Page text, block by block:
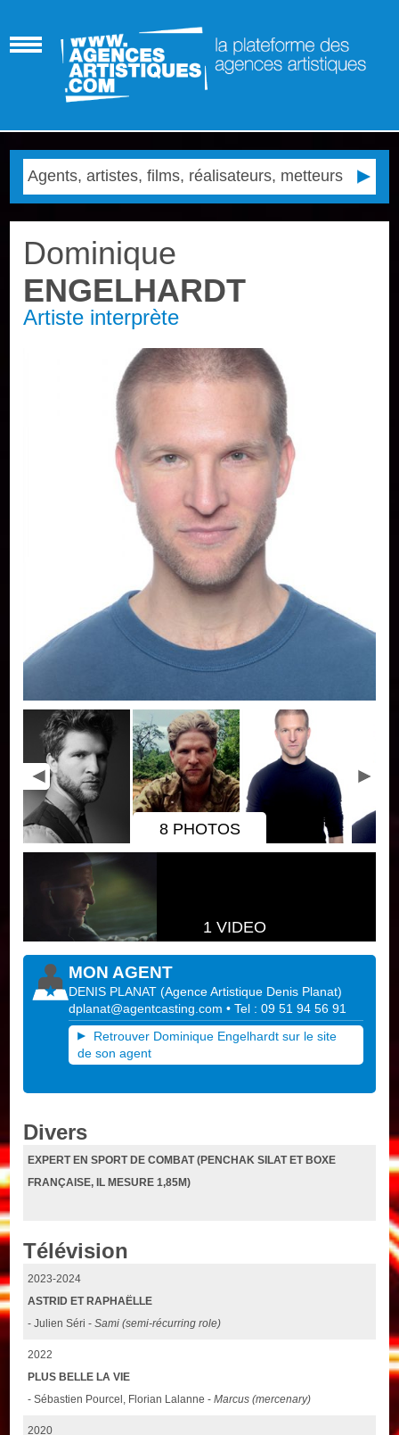
Dominique
ENGELHARDT
Artiste interprète
8 PHOTOS
1 VIDEO
MON AGENT
DENIS PLANAT (Agence Artistique Denis Planat)
dplanat@agentcasting.com • Tel : 09 51 94 56 91
Retrouver Dominique Engelhardt sur le site
de son agent
Divers
EXPERT EN SPORT DE COMBAT (PENCHAK SILAT ET BOXE
FRANÇAISE, IL MESURE 1,85M)
Télévision
2023-2024
ASTRID ET RAPHAËLLE
- Julien Séri -Sami (semi-récurring role)
2022
PLUS BELLE LA VIE
- Sébastien Pourcel, Florian Lalanne -Marcus (mercenary)
2020